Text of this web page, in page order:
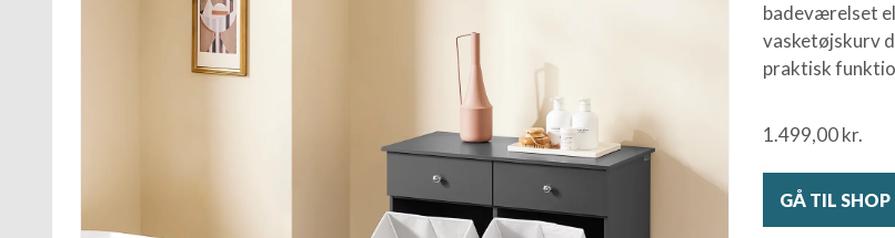
badeværelset
vasketøjskurv
praktisk
1.499,00kr.
GÅ TIL SHOP